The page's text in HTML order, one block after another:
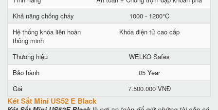
Khả năng chống cháy
1000 - 1200°C
Hệ thống khóa liên hoàn
thông minh
Khóa điện tử cao cấp
Thương hiệu
WELKO Safes
Bảo hành
05 Year
Giá
7.500.000 VNĐ
Két Sắt Mini US52 E Black